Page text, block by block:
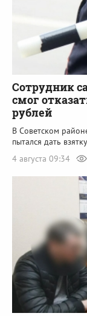
Сотрудник
смог
рублей
В Советском
пытался дать
4 августа 09:34